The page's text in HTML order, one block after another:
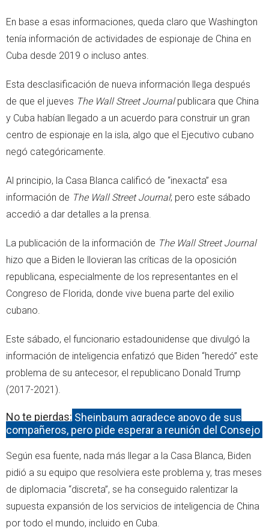
En base a esas informaciones, queda claro que Washington
tenía información de actividades de espionaje de China en
Cuba desde 2019 o incluso antes.
Esta desclasificación de nueva información llega después
de que el jueves The Wall Street Journalpublicara que China
y Cuba habían llegado a un acuerdo para construir un gran
centro de espionaje en la isla, algo que el Ejecutivo cubano
negó categóricamente.
Al principio, la Casa Blanca calificó de “inexacta” esa
información de The Wall Street Journal; pero este sábado
accedió a dar detalles a la prensa.
La publicación de la información de The Wall Street Journal
hizo que a Biden le llovieran las críticas de la oposición
republicana, especialmente de los representantes en el
Congreso de Florida, donde vive buena parte del exilio
cubano.
Este sábado, el funcionario estadounidense que divulgó la
información de inteligencia enfatizó que Biden “heredó” este
problema de su antecesor, el republicano Donald Trump
(2017-2021).
No te pierdas: Sheinbaum agradece apoyo de sus
compañeros, pero pide esperar a reunión del Consejo
Según esa fuente, nada más llegar a la Casa Blanca, Biden
pidió a su equipo que resolviera este problema y, tras meses
de diplomacia “discreta”, se ha conseguido ralentizar la
supuesta expansión de los servicios de inteligencia de China
por todo el mundo, incluido en Cuba.